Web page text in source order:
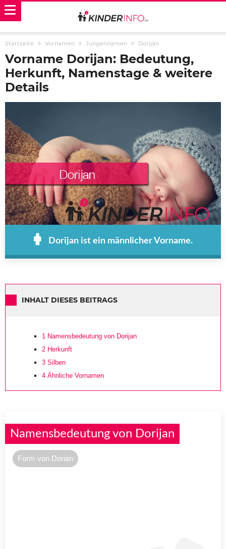
Startseite Vornamen Jungennamen Dorijan
Vorname Dorijan: Bedeutung,
Herkunft, Namenstage & weitere
Details
Dorijan ist ein männlicher Vorname.
INHALT DIESES BEITRAGS
1 Namensbedeutung von Dorijan
2 Herkunft
3 Silben
4 Ähnliche Vornamen
Namensbedeutung von Dorijan
Form von Dorian